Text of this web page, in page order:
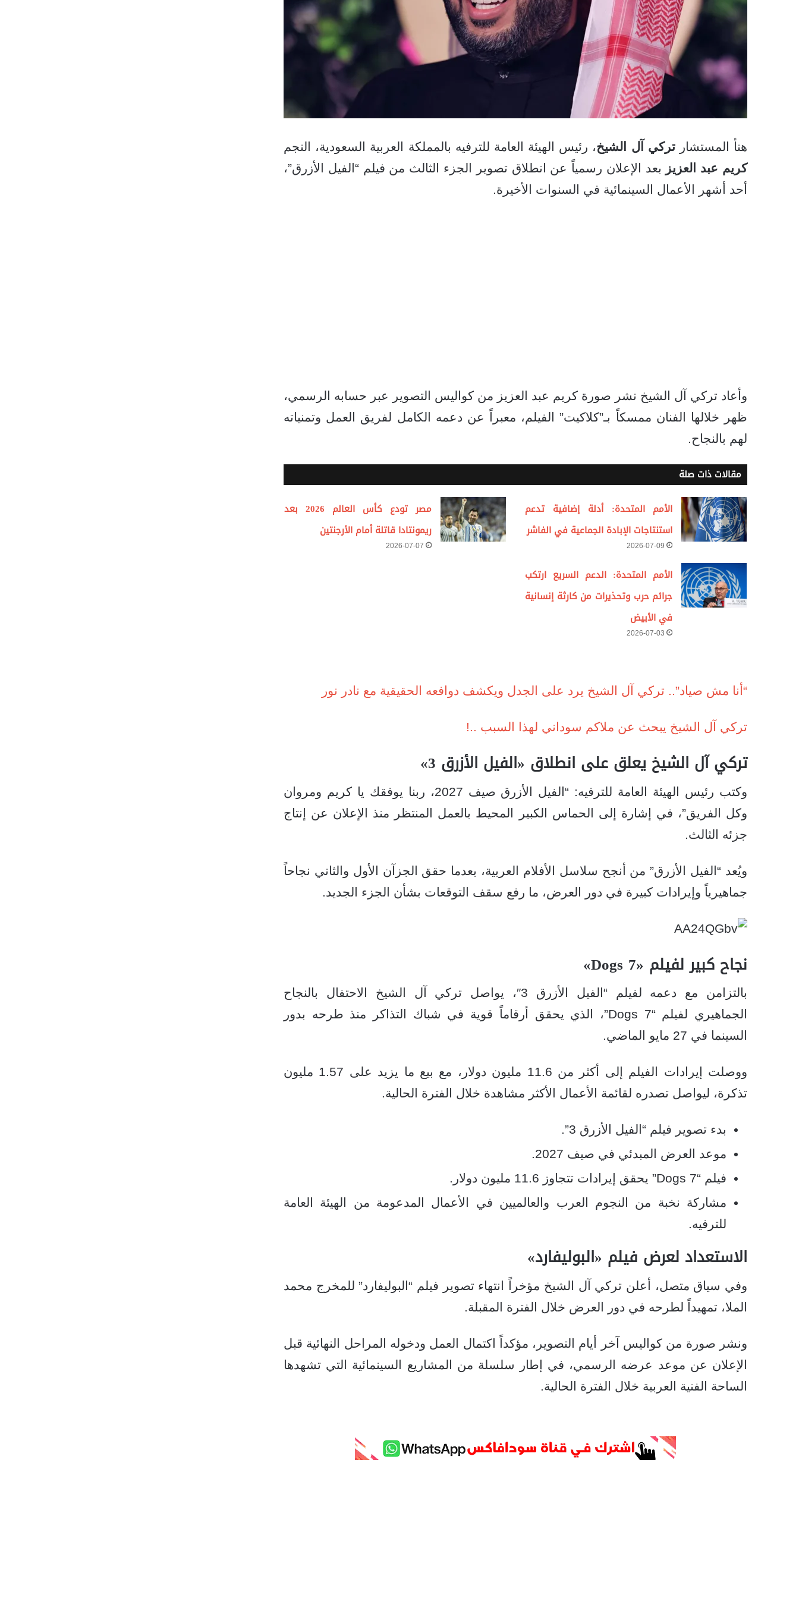
هنأ المستشارتركي آل الشيخ، رئيس الهيئة العامة للترفيه بالمملكة العربية السعودية، النجم
كريم عبد العزيز
بعد الإعلان رسمياً عن انطلاق تصوير الجزء الثالث من فيلم “الفيل الأزرق”،
أحد أشهر الأعمال السينمائية في السنوات الأخيرة.
وأعاد تركي آل الشيخ نشر صورة كريم عبد العزيز من كواليس التصوير عبر حسابه الرسمي،
ظهر خلالها الفنان ممسكاً بـ”كلاكيت” الفيلم، معبراً عن دعمه الكامل لفريق العمل وتمنياته
لهم بالنجاح.
مقالات ذات صلة
الأمم المتحدة: أدلة إضافية تدعم
استنتاجات الإبادة الجماعية في الفاشر
2026-07-09
مصر تودع كأس العالم 2026 بعد
ريمونتادا قاتلة أمام الأرجنتين
2026-07-07
الأمم المتحدة: الدعم السريع ارتكب
جرائم حرب وتحذيرات من كارثة إنسانية
في الأبيض
2026-07-03
“أنا مش صياد”.. تركي آل الشيخ يرد على الجدل ويكشف دوافعه الحقيقية مع نادر نور
تركي آل الشيخ يبحث عن ملاكم سوداني لهذا السبب ..!
تركي آل الشيخ يعلق على انطلاق «الفيل الأزرق 3»
وكتب رئيس الهيئة العامة للترفيه: “الفيل الأزرق صيف 2027، ربنا يوفقك يا كريم ومروان
وكل الفريق”، في إشارة إلى الحماس الكبير المحيط بالعمل المنتظر منذ الإعلان عن إنتاج
جزئه الثالث.
ويُعد “الفيل الأزرق” من أنجح سلاسل الأفلام العربية، بعدما حقق الجزآن الأول والثاني نجاحاً
جماهيرياً وإيرادات كبيرة في دور العرض، ما رفع سقف التوقعات بشأن الجزء الجديد.
نجاح كبير لفيلم «7 Dogs»
بالتزامن مع دعمه لفيلم “الفيل الأزرق 3″، يواصل تركي آل الشيخ الاحتفال بالنجاح
الجماهيري لفيلم “7 Dogs”، الذي يحقق أرقاماً قوية في شباك التذاكر منذ طرحه بدور
السينما في 27 مايو الماضي.
ووصلت إيرادات الفيلم إلى أكثر من 11.6 مليون دولار، مع بيع ما يزيد على 1.57 مليون
تذكرة، ليواصل تصدره لقائمة الأعمال الأكثر مشاهدة خلال الفترة الحالية.
بدء تصوير فيلم “الفيل الأزرق 3”.
موعد العرض المبدئي في صيف 2027.
فيلم “7 Dogs” يحقق إيرادات تتجاوز 11.6 مليون دولار.
مشاركة نخبة من النجوم العرب والعالميين في الأعمال المدعومة من الهيئة العامة
للترفيه.
الاستعداد لعرض فيلم «البوليفارد»
وفي سياق متصل، أعلن تركي آل الشيخ مؤخراً انتهاء تصوير فيلم “البوليفارد” للمخرج محمد
الملا، تمهيداً لطرحه في دور العرض خلال الفترة المقبلة.
ونشر صورة من كواليس آخر أيام التصوير، مؤكداً اكتمال العمل ودخوله المراحل النهائية قبل
الإعلان عن موعد عرضه الرسمي، في إطار سلسلة من المشاريع السينمائية التي تشهدها
الساحة الفنية العربية خلال الفترة الحالية.